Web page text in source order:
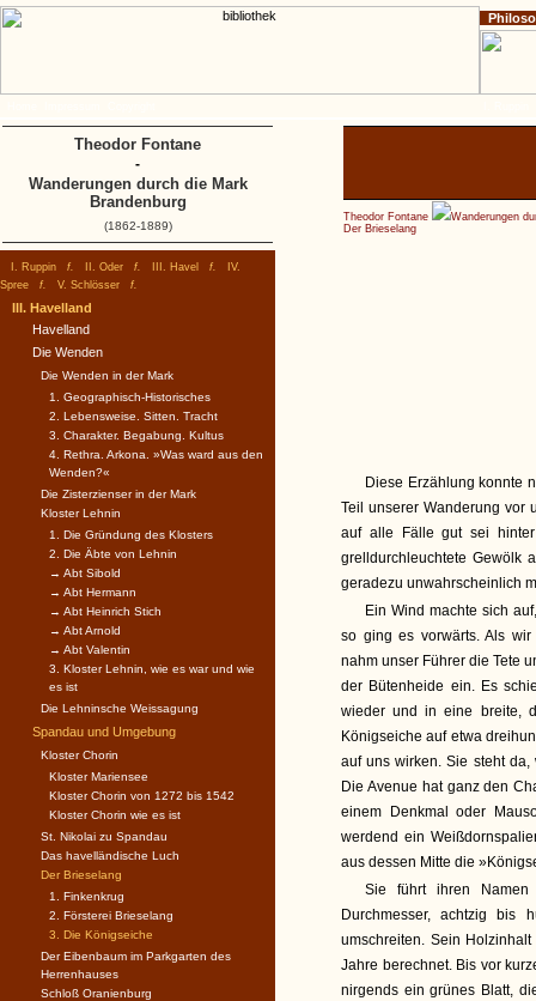
Theodor Fontane
Wanderungen
Der Brieselang
Diese Erzählung konnte
Teil unserer Wanderung vor
auf alle Fälle gut sei
grelldurchleuchtete Gewölk
geradezu unwahrscheinlich
Ein Wind machte sich
so ging es vorwärts. Als wir
nahm unser Führer die Tete
der Bütenheide ein. Es
wieder und in eine breite,
Königseiche auf etwa
auf uns wirken. Sie steht
Die Avenue hat ganz den
einem Denkmal oder
werdend ein
aus dessen Mitte die
Sie führt ihren
Durchmesser, achtzig bis
umschreiten. Sein
Jahre berechnet. Bis vor
nirgends ein grünes Blatt,
I. Ruppin f. II. Oder f. III. Havel f.
IV.
Spree
f. V. Schlösser f.
III. Havelland
Havelland
Die Wenden
Die Wenden in der Mark
1. Geographisch-Historisches
2. Lebensweise. Sitten. Tracht
3. Charakter. Begabung. Kultus
4. Rethra. Arkona. »Was ward aus den
Wenden?«
Die Zisterzienser in der Mark
Kloster Lehnin
1. Die Gründung des Klosters
2. Die Äbte von Lehnin
→ Abt Sibold
→ Abt Hermann
→ Abt Heinrich Stich
→ Abt Arnold
→ Abt Valentin
3. Kloster Lehnin, wie es war und wie
es ist
Die Lehninsche Weissagung
Spandau und Umgebung
Kloster Chorin
Kloster Mariensee
Kloster Chorin von 1272 bis 1542
Kloster Chorin wie es ist
St. Nikolai zu Spandau
Das havelländische Luch
Der Brieselang
1. Finkenkrug
2. Försterei Brieselang
3. Die Königseiche
Der Eibenbaum im Parkgarten des
Herrenhauses
Schloß Oranienburg
Theodor Fontane
-
Wanderungen durch die Mark
Brandenburg
(1862-1889)